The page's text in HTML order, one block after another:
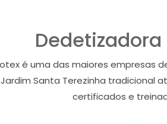
é uma das maiores empresas
Santa Terezinha tradicional
certificados e